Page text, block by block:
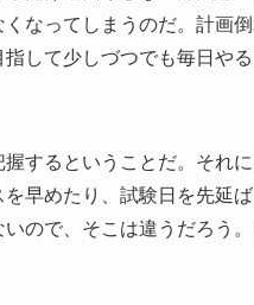
なってしまうのだ。計画
して少しづつでも毎日やる
するということだ。それ
早めたり、試験日を先延
ので、そこは違うだろう